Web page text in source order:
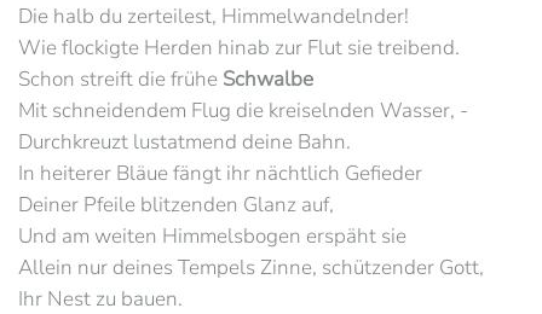
Die halb du zerteilest, Himmelwandelnder!
Wie flockigte Herden hinab zur Flut sie treibend.
Schon streift die frühe Schwalbe
Mit schneidendem Flug die kreiselnden Wasser, -
Durchkreuzt lustatmend deine Bahn.
In heiterer Bläue fängt ihr nächtlich Gefieder
Deiner Pfeile blitzenden Glanz auf,
Und am weiten Himmelsbogen erspäht sie
Allein nur deines Tempels Zinne, schützender Gott,
Ihr Nest zu bauen.